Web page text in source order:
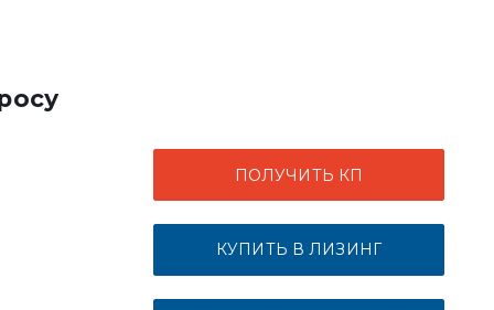
ПОЛУЧИТЬ КП
КУПИТЬ В ЛИЗИНГ